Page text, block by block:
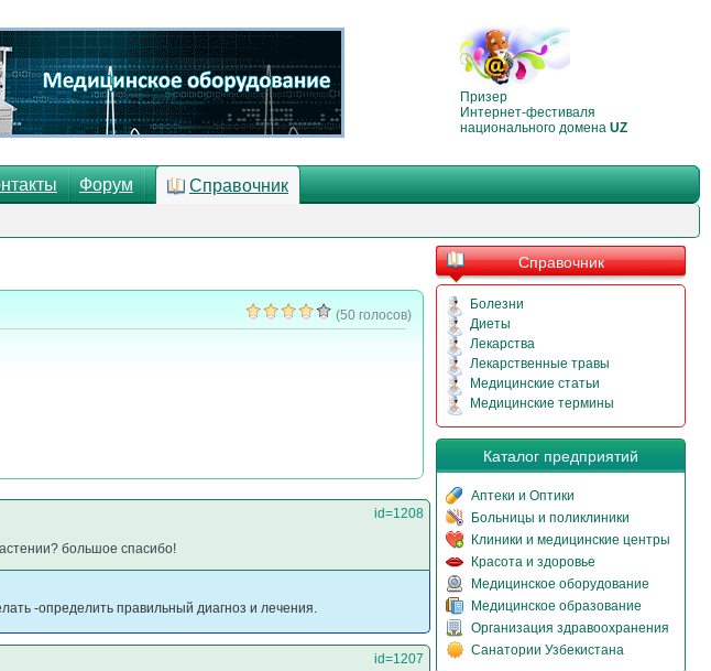
Призер
Интернет-фестиваля
национального домена UZ
Форум Справочник
(50 голосов)
id=1208
большое спасибо!
-определить правильный диагноз и лечения.
id=1207
Справочник
Болезни
Диеты
Лекарства
Лекарственные травы
Медицинские статьи
Медицинские термины
Каталог предприятий
Аптеки и Оптики
Больницы и поликлиники
Клиники и медицинские центры
Красота и здоровье
Медицинское оборудование
Медицинское образование
Организация здравоохранения
Санатории Узбекистана